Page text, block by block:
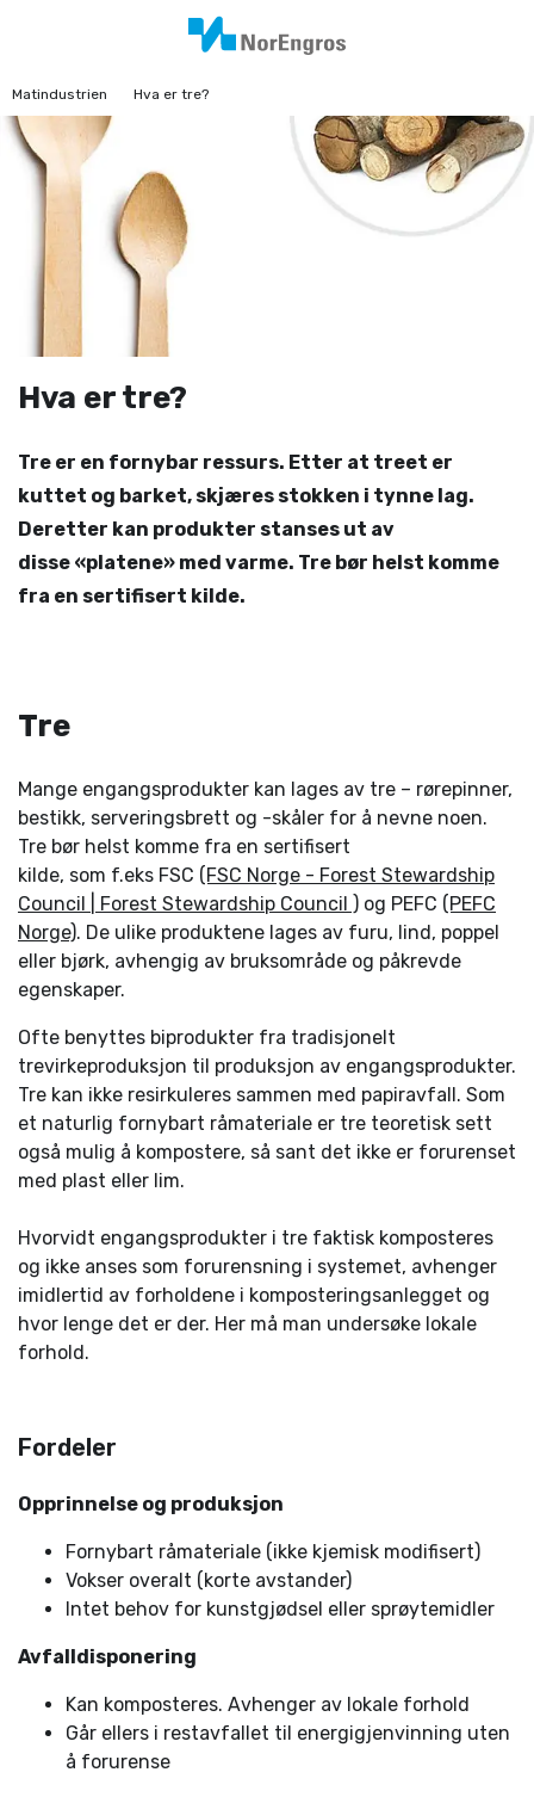
Matindustrien Hva er tre?
Hva er tre?
Tre er en fornybar ressurs. Etter at treet er
kuttet og barket, skjæres stokken i tynne lag.
Deretter kan produkter stanses ut av
disse «platene» med varme. Tre bør helst komme
fra en sertifisert kilde.
Tre
Mange engangsprodukter kan lages av tre – rørepinner,
bestikk, serveringsbrett og -skåler for å nevne noen.
Tre bør helst komme fra en sertifisert
kilde, som f.eks FSC (FSC Norge - Forest Stewardship
Council | Forest Stewardship Council ) og PEFC (PEFC
Norge). De ulike produktene lages av furu, lind, poppel
eller bjørk, avhengig av bruksområde og påkrevde
egenskaper.
Ofte benyttes biprodukter fra tradisjonelt
trevirkeproduksjon til produksjon av engangsprodukter.
Tre kan ikke resirkuleres sammen med papiravfall. Som
et naturlig fornybart råmateriale er tre teoretisk sett
også mulig å kompostere, så sant det ikke er forurenset
med plast eller lim.
Hvorvidt engangsprodukter i tre faktisk komposteres
og ikke anses som forurensning i systemet, avhenger
imidlertid av forholdene i komposteringsanlegget og
hvor lenge det er der. Her må man undersøke lokale
forhold.
Fordeler
Opprinnelse og produksjon
Fornybart råmateriale (ikke kjemisk modifisert)
Vokser overalt (korte avstander)
Intet behov for kunstgjødsel eller sprøytemidler
Avfalldisponering
Kan komposteres. Avhenger av lokale forhold
Går ellers i restavfallet til energigjenvinning uten
å forurense